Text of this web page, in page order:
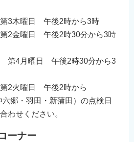
3木曜日 午後2時から3時
2金曜日 午後2時30分から3時
第4月曜日 午後2時30分から3
2火曜日 午後2時から
郷・羽田・新蒲田）の点検日
わせください。
ーナー